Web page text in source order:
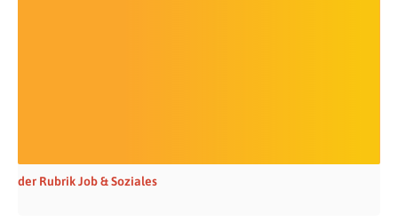
der Rubrik Job & Soziales